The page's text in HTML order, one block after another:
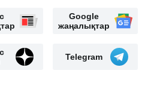
Google
жаңалықтар
Telegram